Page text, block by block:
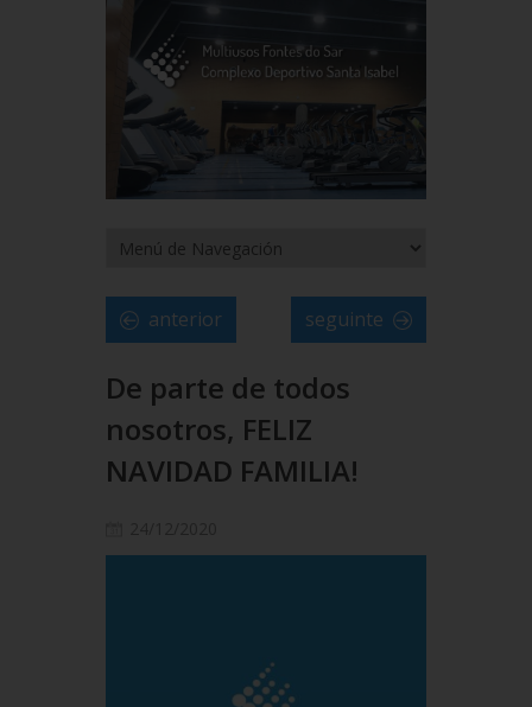
anterior seguinte
De parte de todos
nosotros, FELIZ
NAVIDAD FAMILIA!